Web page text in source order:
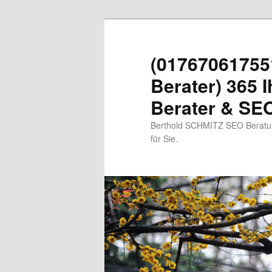
Berater) 365
Berater &
Berthold SCHMITZ SEO
für Sie.